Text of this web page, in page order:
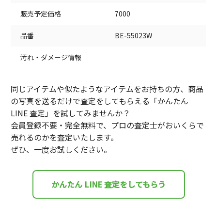
販売予定価格 7000
品番 BE-55023W
汚れ・ダメージ情報
同じアイテムや似たようなアイテムをお持ちの方、商品
の写真を送るだけで査定をしてもらえる「かんたん
LINE 査定」を試してみませんか？
会員登録不要・完全無料で、プロの査定士がおいくらで
売れるのかを査定いたします。
ぜひ、一度お試しください。
かんたん LINE 査定をしてもらう